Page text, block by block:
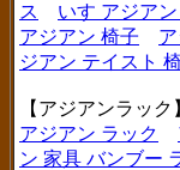
ス
いす アジア
アジアン 椅子
ジアン テイスト
【アジアンラック
アジアン ラック
ン 家具 バンブー